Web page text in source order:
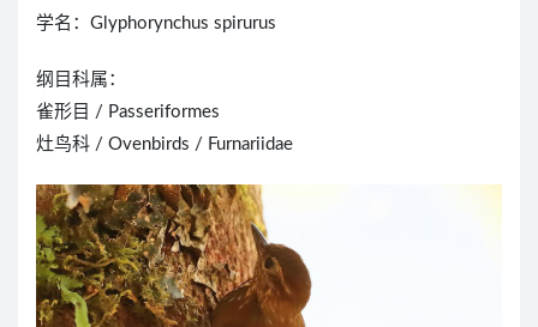
学名：Glyphorynchus spirurus
纲目科属：
雀形目 / Passeriformes
灶鸟科 / Ovenbirds / Furnariidae